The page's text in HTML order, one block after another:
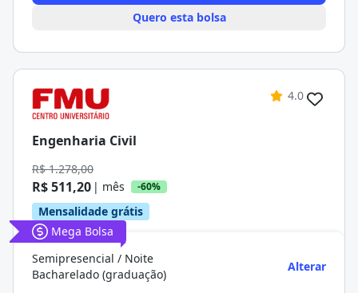
Quero esta bolsa
4.0
Engenharia Civil
R$ 1.278,00
R$ 511,20 | mês -60%
Mensalidade grátis
Mega Bolsa
Semipresencial / Noite
Bacharelado (graduação)
Alterar